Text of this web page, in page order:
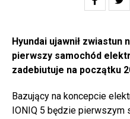
Hyundai ujawnił zwiastun
pierwszy samochód
zadebiutuje na początku
Bazujący na koncepcie
IONIQ 5 będzie pierwszym